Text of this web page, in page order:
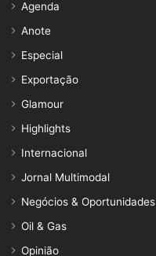
Agenda
Anote
Especial
Exportação
Glamour
Highlights
Internacional
Jornal Multimodal
Negócios & Oportunidades
Oil & Gas
Opinião